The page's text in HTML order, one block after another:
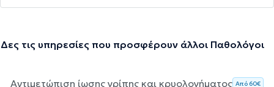
Δες τις υπηρεσίες που προσφέρουν άλλοι Παθολόγοι
Αντιμετώπιση ίωσης γρίπης και κρυολογήματος Aπό 60€